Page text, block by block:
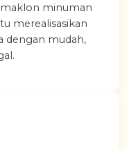
minuman
merealisasikan
dengan mudah,